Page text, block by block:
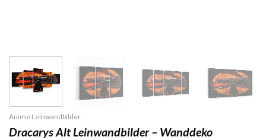
Anime Leinwandbilder
Dracarys Alt Leinwandbilder – Wanddeko